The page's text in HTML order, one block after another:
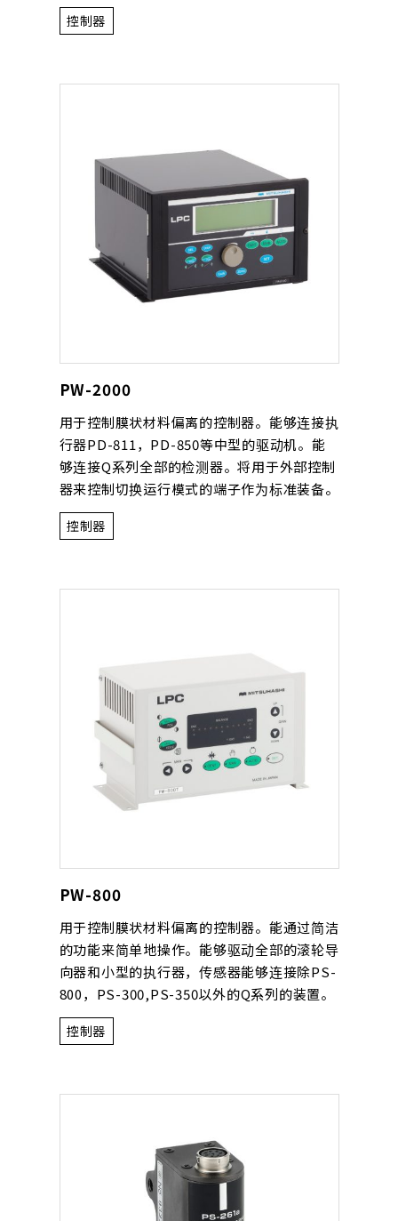
控制器
PW-2000
用于控制膜状材料偏离的控制器。能够连接执
行器PD-811，PD-850等中型的驱动机。能
够连接Q系列全部的检测器。将用于外部控制
器来控制切换运行模式的端子作为标准装备。
控制器
PW-800
用于控制膜状材料偏离的控制器。能通过简洁
的功能来简单地操作。能够驱动全部的滚轮导
向器和小型的执行器，传感器能够连接除PS-
800，PS-300,PS-350以外的Q系列的装置。
控制器